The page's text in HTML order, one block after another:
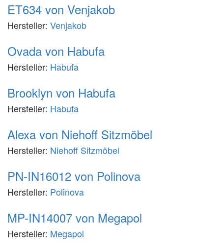
ET634 von Venjakob
Hersteller: Venjakob
Ovada von Habufa
Hersteller: Habufa
Brooklyn von Habufa
Hersteller: Habufa
Alexa von Niehoff Sitzmöbel
Hersteller: Niehoff Sitzmöbel
PN-IN16012 von Polinova
Hersteller: Polinova
MP-IN14007 von Megapol
Hersteller: Megapol